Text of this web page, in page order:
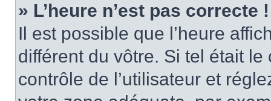
» L’heure n’est pas correcte !
Il est possible que l’heure
différent du vôtre. Si tel était
contrôle de l’utilisateur et